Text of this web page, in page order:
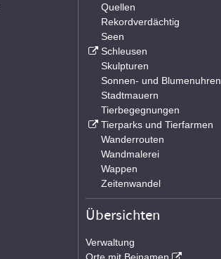
Quellen
Rekordverdächtig
Seen
Schleusen
Skulpturen
Sonnen- und Blumenuhren
Stadtmauern
Tierbegegnungen
Tierparks und Tierfarmen
Wanderrouten
Wandmalerei
Wappen
Zeitenwandel
Übersichten
Verwaltung